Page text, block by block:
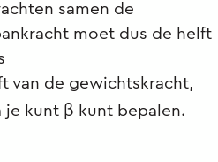
samen de
moet dus de helft
van de gewichtskracht,
kunt β kunt bepalen.